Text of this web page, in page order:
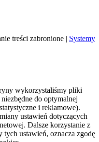
treści zabronione | Systemy
wykorzystaliśmy pliki
do optymalnej
i reklamowe).
ustawień dotyczących
Dalsze korzystanie z
tych ustawień, oznacza zgodę